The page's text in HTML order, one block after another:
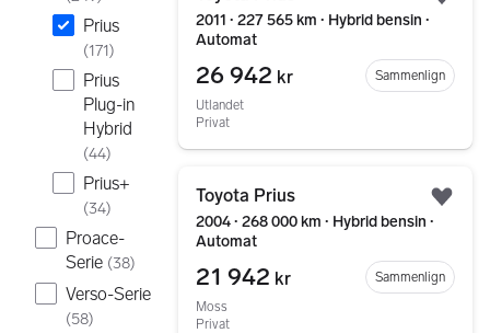
Prius
(171)
Prius
Plug-in
Hybrid
(44)
Prius+
(34)
Proace-
Serie (38)
Verso-Serie
(58)
2011 ∙ 227 565 km ∙ Hybrid bensin ∙
Automat
26 942 kr
Sammenlign
Utlandet
Privat
Toyota Prius
2004 ∙ 268 000 km ∙ Hybrid bensin ∙
Automat
21 942 kr
Sammenlign
Moss
Privat